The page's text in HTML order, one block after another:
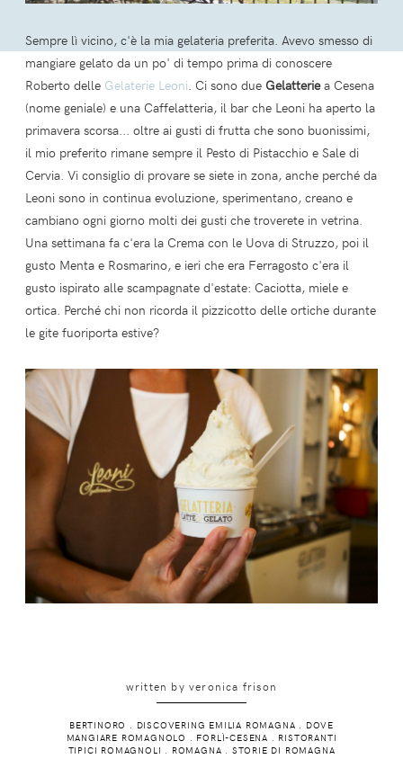
Sempre lì vicino, c'è la mia gelateria preferita. Avevo smesso di
mangiare gelato da un po' di tempo prima di conoscere
Roberto delle Gelaterie Leoni. Ci sono due Gelatteriea Cesena
(nome geniale) e una Caffelatteria, il bar che Leoni ha aperto la
primavera scorsa... oltre ai gusti di frutta che sono buonissimi,
il mio preferito rimane sempre il Pesto di Pistacchio e Sale di
Cervia. Vi consiglio di provare se siete in zona, anche perché da
Leoni sono in continua evoluzione, sperimentano, creano e
cambiano ogni giorno molti dei gusti che troverete in vetrina.
Una settimana fa c'era la Crema con le Uova di Struzzo, poi il
gusto Menta e Rosmarino, e ieri che era Ferragosto c'era il
gusto ispirato alle scampagnate d'estate: Caciotta, miele e
ortica. Perché chi non ricorda il pizzicotto delle ortiche durante
le gite fuoriporta estive?
written byveronica frison
BERTINORO . DISCOVERING EMILIA ROMAGNA . DOVE
MANGIARE ROMAGNOLO . FORLÌ-CESENA . RISTORANTI
TIPICI ROMAGNOLI . ROMAGNA . STORIE DI ROMAGNA